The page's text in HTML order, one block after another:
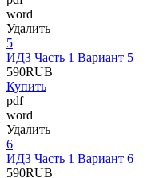
word
Удалить
5
ИДЗ Часть 1 Вариант 5
590RUB
Купить
pdf
word
Удалить
6
ИДЗ Часть 1 Вариант 6
590RUB